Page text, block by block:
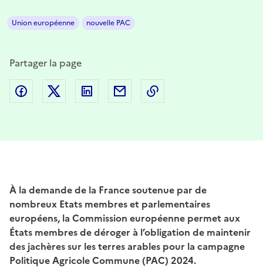
Union européenne nouvelle PAC
Partager la page
Partager sur Facebook
Partager sur Twitter
Partager sur LinkedIn
Partager par email
À la demande de la France soutenue par de
nombreux Etats membres et parlementaires
européens, la Commission européenne permet aux
États membres de déroger à l’obligation de maintenir
des jachères sur les terres arables pour la campagne
Politique Agricole Commune (PAC) 2024.